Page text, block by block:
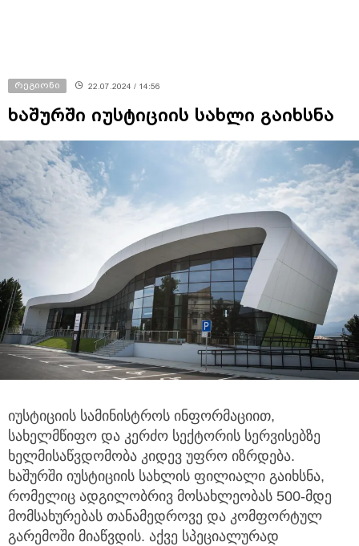
რეგიონი 22.07.2024 / 14:56
ხაშურში იუსტიციის სახლი გაიხსნა
იუსტიციის სამინისტროს ინფორმაციით,
სახელმწიფო და კერძო სექტორის სერვისებზე
ხელმისაწვდომობა კიდევ უფრო იზრდება.
ხაშურში იუსტიციის სახლის ფილიალი გაიხსნა,
რომელიც ადგილობრივ მოსახლეობას 500-მდე
მომსახურებას თანამედროვე და კომფორტულ
გარემოში მიაწვდის. აქვე სპეციალურად